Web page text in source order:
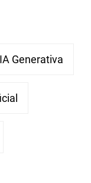
IA Generativa